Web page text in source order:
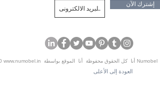
إشترك الآن
www.numobel.in
العودة إلى الأعلى